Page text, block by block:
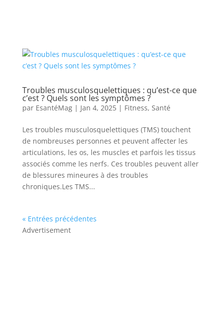
Troubles musculosquelettiques : qu’est-ce que
c’est ? Quels sont les symptômes ?
par EsantéMag| Jan 4, 2025| Fitness, Santé
Les troubles musculosquelettiques (TMS) touchent
de nombreuses personnes et peuvent affecter les
articulations, les os, les muscles et parfois les tissus
associés comme les nerfs. Ces troubles peuvent aller
de blessures mineures à des troubles
chroniques.Les TMS...
« Entrées précédentes
Advertisement